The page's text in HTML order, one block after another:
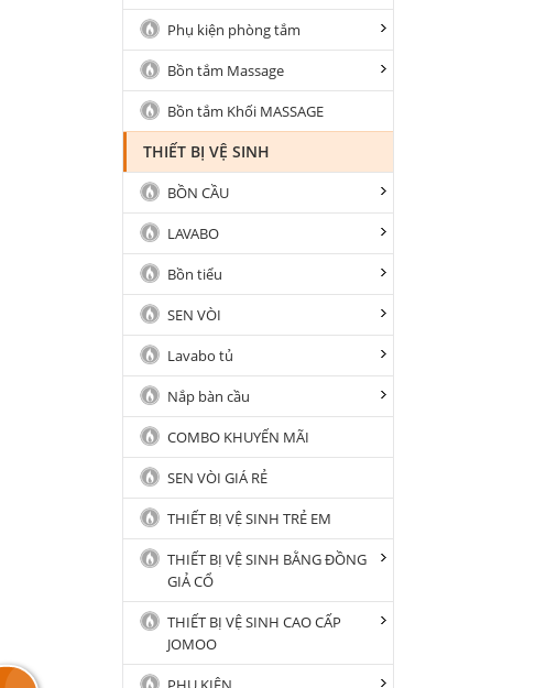
Phụ kiện phòng tắm
Bồn tắm Massage
Bồn tắm Khối MASSAGE
THIẾT BỊ VỆ SINH
BỒN CẦU
LAVABO
Bồn tiểu
SEN VÒI
Lavabo tủ
Nắp bàn cầu
COMBO KHUYẾN MÃI
SEN VÒI GIÁ RẺ
THIẾT BỊ VỆ SINH TRẺ EM
THIẾT BỊ VỆ SINH BẰNG ĐỒNG
GIẢ CỔ
THIẾT BỊ VỆ SINH CAO CẤP
JOMOO